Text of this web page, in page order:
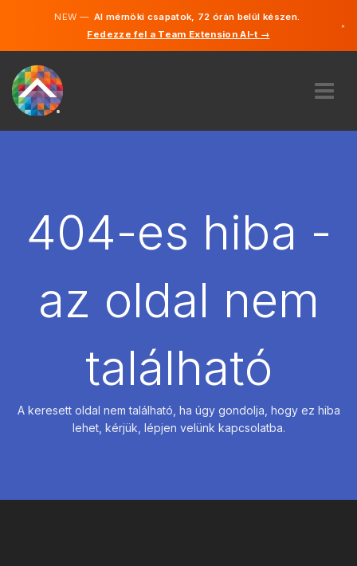
NEW —AI mérnöki csapatok, 72 órán belül készen.
Fedezze fel a Team Extension AI-t →
×
BÉREL
404-es hiba -
az oldal nem
található
A keresett oldal nem található, ha úgy gondolja, hogy ez hiba
lehet, kérjük, lépjen velünk kapcsolatba.